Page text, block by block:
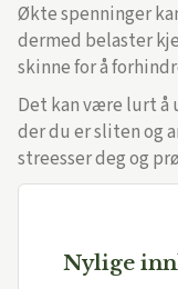
Økte spenninger
dermed belaster
skinne for å
Det kan være lurt å
der du er sliten og
streesser deg og
Nylige